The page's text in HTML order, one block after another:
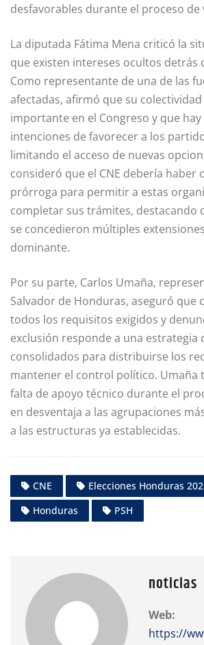
desfavorables durante el proceso de
La diputada Fátima Mena criticó la
que existen intereses ocultos detrás
Como representante de una de las
afectadas, afirmó que su
importante en el Congreso y que
intenciones de favorecer a los
limitando el acceso de nuevas
consideró que el CNE debería haber
prórroga para permitir a estas
completar sus trámites, destacando
se concedieron múltiples
dominante.
Por su parte, Carlos Umaña,
Salvador de Honduras, aseguró que
todos los requisitos exigidos y
exclusión responde a una estrategia
consolidados para distribuirse los
mantener el control político. Umaña
falta de apoyo técnico durante el
en desventaja a las agrupaciones
a las estructuras ya establecidas.
CNE
Elecciones Honduras
Honduras
PSH
noticias
Web:
https://